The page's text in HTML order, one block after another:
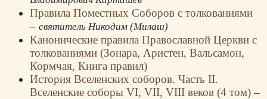
Правила Поместных Соборов с толкованиями
– святитель Никодим (Милаш)
Канонические правила Православной Церкви с
толкованиями (Зонара, Аристен, Вальсамон,
Кормчая, Книга правил)
История Вселенских соборов. Часть II.
Вселенские соборы VI, VII, VIII веков (4 том)–